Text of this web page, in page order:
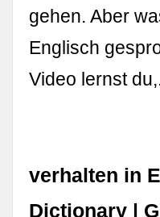
gehen. Aber
Englisch
Video lernst
verhalten in
Dictionary |